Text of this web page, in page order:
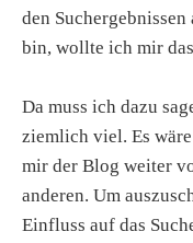
den
bin, wollte ich mir
Da muss ich dazu
ziemlich viel. Es
mir der Blog weiter
anderen. Um
Einfluss auf das